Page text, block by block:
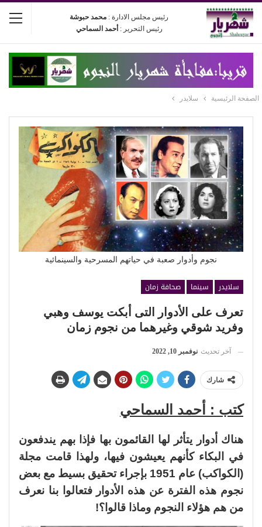
رئيس مجلس الادارة : محمد حبوشة
رئيس التحرير : أحمد السماحي
الصفحة الرئيسية سلايدر
نجوم وأدوار صعبة في حياتهم المسرحية والسينمائية
سلايدر سينما
صحافة زمان
تعرف على الأدوار التى أبكت يوسف وهبي
وفريد شوقي وغيرهما من نجوم زمان
آخر تحديث نوفمبر 10, 2022
شارك
كتب : أحمد السماحي
هناك أدوار يتأثر لها القائمون بها فإذا بهم يندفعون
في البكاء كأنهم يعيشون فيها، ولهذا قامت مجلة
(الكواكب) عام 1951 بإجراء تحقيق بسيط مع بعض
نجوم هذه الفترة عن هذه الأدوار فتعالوا بنا نعرف
من هم هؤلاء النجوم وماذا قالوا؟!